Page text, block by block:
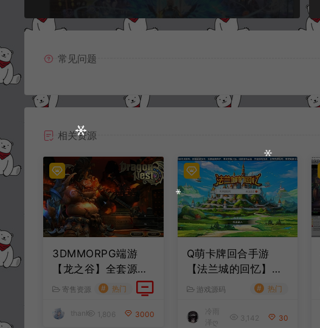
常见问题
相关资源
3DMMORPG端游
【龙之谷】全套源代
码寄售资源 # 热门
thanh 1,806 3000
Q萌卡牌回合手游
【法兰城的回忆】全
套服务端源码+客户
游戏源码 # 热门
冷雨
泽ღ
3,142 30